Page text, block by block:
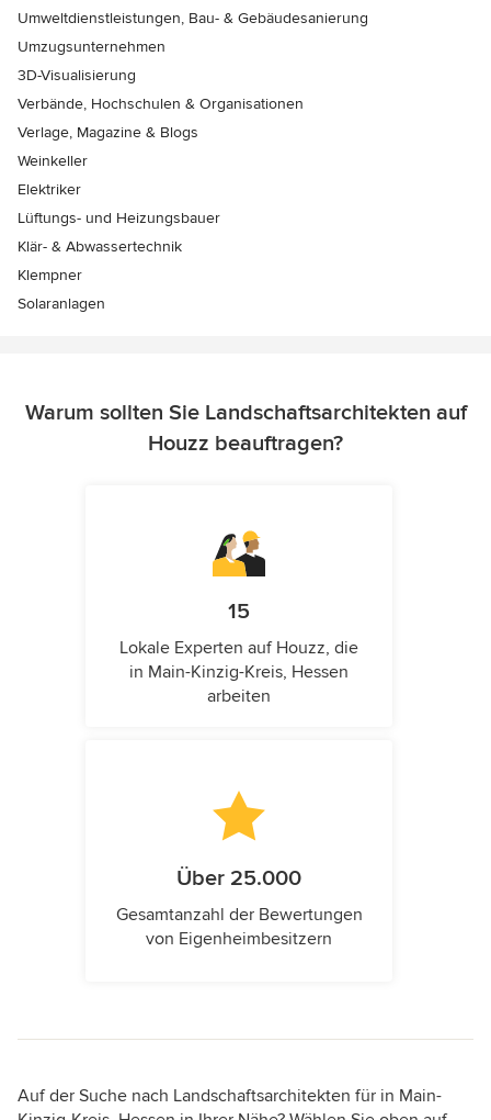
Umweltdienstleistungen, Bau- & Gebäudesanierung
Umzugsunternehmen
3D-Visualisierung
Verbände, Hochschulen & Organisationen
Verlage, Magazine & Blogs
Weinkeller
Elektriker
Lüftungs- und Heizungsbauer
Klär- & Abwassertechnik
Klempner
Solaranlagen
Warum sollten Sie Landschaftsarchitekten auf
Houzz beauftragen?
15
Lokale Experten auf Houzz, die
in Main-Kinzig-Kreis, Hessen
arbeiten
Über 25.000
Gesamtanzahl der Bewertungen
von Eigenheimbesitzern
Auf der Suche nach Landschaftsarchitekten für in Main-